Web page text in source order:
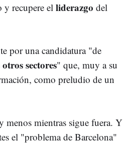
y recupere el liderazgo del
por una candidatura "de
otros sectores" que, muy a su
como preludio de un
menos mientras sigue fuera. Y
el "problema de Barcelona"